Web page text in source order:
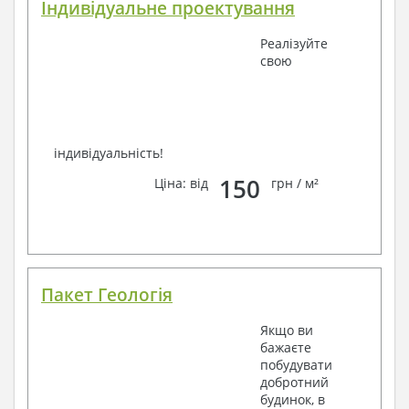
Індивідуальне проектування
Реалізуйте
свою
індивідуальність!
Ціна: від
150 грн / м²
Пакет Геологія
Якщо ви
бажаєте
побудувати
добротний
будинок, в